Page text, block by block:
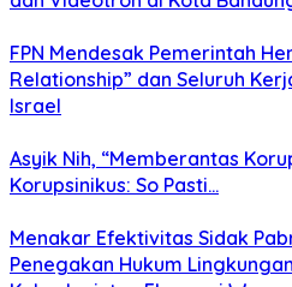
FPN Mendesak Pemerintah
Relationship” dan Seluruh
Israel
Asyik Nih, “Memberantas
Korupsinikus: So Pasti…
Menakar Efektivitas Sidak
Penegakan Hukum